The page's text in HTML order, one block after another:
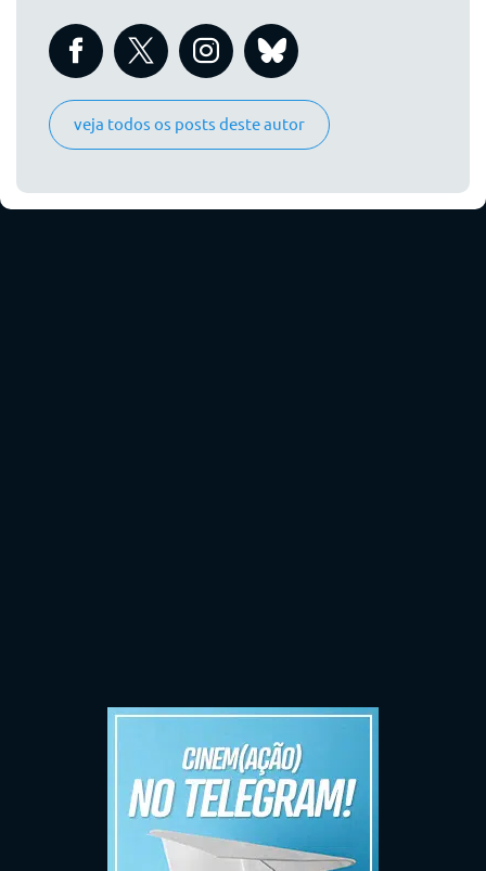
veja todos os posts deste autor